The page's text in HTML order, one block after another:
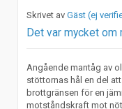
Gäst (ej
Det var mycket om
Angående mantåg av
stöttornas hål en del
brottgränsen för en
motståndskraft mot